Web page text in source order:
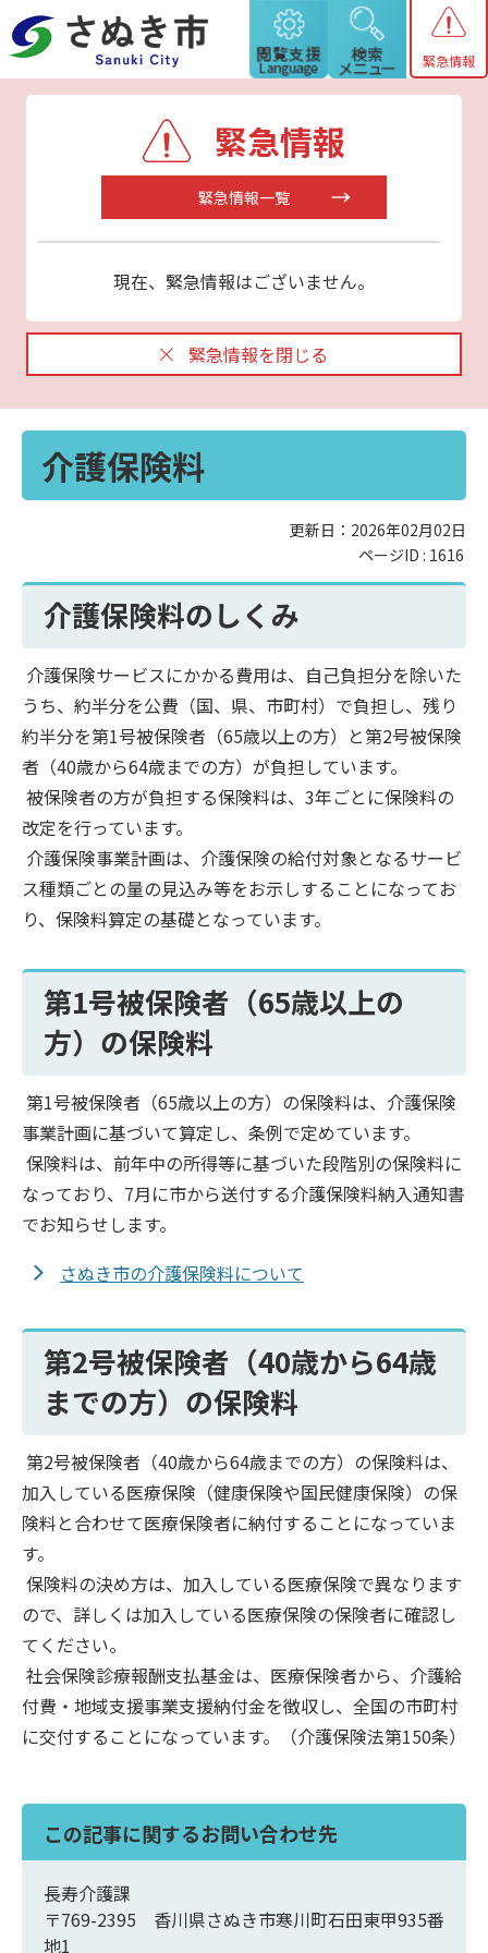
緊急情報
緊急情報
緊急情報一覧
現在、緊急情報はございません。
緊急情報を閉じる
介護保険料
更新日：2026年02月02日
ページID : 1616
介護保険料のしくみ
介護保険サービスにかかる費用は、自己負担分を除いた
うち、約半分を公費（国、県、市町村）で負担し、残り
約半分を第1号被保険者（65歳以上の方）と第2号被保険
者（40歳から64歳までの方）が負担しています。
被保険者の方が負担する保険料は、3年ごとに保険料の
改定を行っています。
介護保険事業計画は、介護保険の給付対象となるサービ
ス種類ごとの量の見込み等をお示しすることになってお
り、保険料算定の基礎となっています。
第1号被保険者（65歳以上の
方）の保険料
第1号被保険者（65歳以上の方）の保険料は、介護保険
事業計画に基づいて算定し、条例で定めています。
保険料は、前年中の所得等に基づいた段階別の保険料に
なっており、7月に市から送付する介護保険料納入通知書
でお知らせします。
さぬき市の介護保険料について
第2号被保険者（40歳から64歳
までの方）の保険料
第2号被保険者（40歳から64歳までの方）の保険料は、
加入している医療保険（健康保険や国民健康保険）の保
険料と合わせて医療保険者に納付することになっていま
す。
保険料の決め方は、加入している医療保険で異なります
ので、詳しくは加入している医療保険の保険者に確認し
てください。
社会保険診療報酬支払基金は、医療保険者から、介護給
付費・地域支援事業支援納付金を徴収し、全国の市町村
に交付することになっています。（介護保険法第150条）
この記事に関するお問い合わせ先
長寿介護課
〒769-2395 香川県さぬき市寒川町石田東甲935番
地1